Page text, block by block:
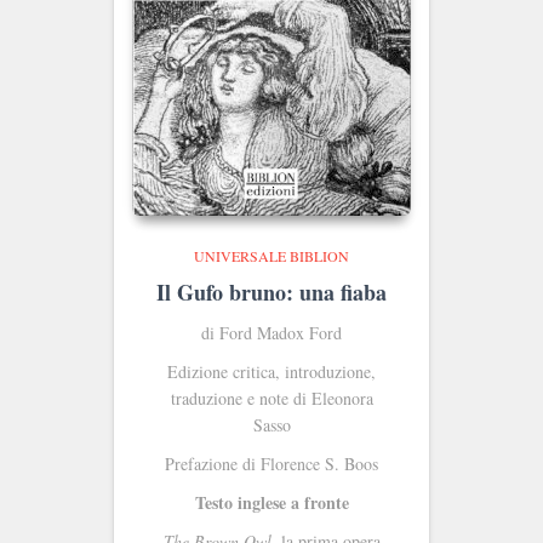
UNIVERSALE BIBLION
Il Gufo bruno: una fiaba
di Ford Madox Ford
Edizione critica, introduzione,
traduzione e note di Eleonora
Sasso
Prefazione di Florence S. Boos
Testo inglese a fronte